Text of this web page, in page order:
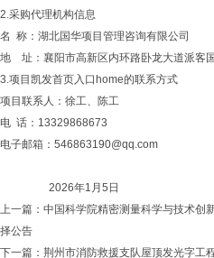
2.采购代理机构信息
名 称：湖北国华项目管理咨询有限公司
地 址：襄阳市高新区内环路卧龙大道派客
3.项目凯发首页入口home的联系方式
项目联系人：徐工、陈工
电 话：13329868673
电子邮箱： 546863190@qq.com
2026年1月5日
上一篇： 中国科学院精密测量科学与技术创
择公告
下一篇： 荆州市消防救援支队屋顶发光字工